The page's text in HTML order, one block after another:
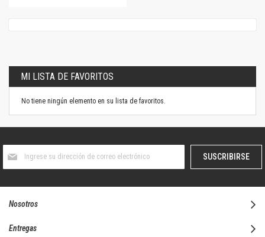
MI LISTA DE FAVORITOS
No tiene ningún elemento en su lista de favoritos.
boletín
SUSCRIBIRSE
Nosotros
Entregas